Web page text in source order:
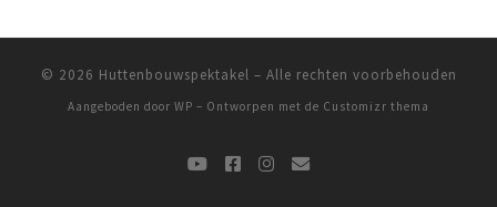
© 2026 Huttenbouwspektakel – Alle rechten voorbehouden
Aangeboden door WP – Ontworpen met de Customizr thema